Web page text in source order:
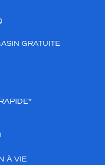
GRATUITE
À VIE